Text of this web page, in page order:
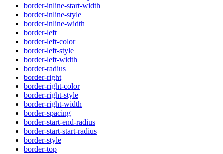
border-inline-start-width
border-inline-style
border-inline-width
border-left
border-left-color
border-left-style
border-left-width
border-radius
border-right
border-right-color
border-right-style
border-right-width
border-spacing
border-start-end-radius
border-start-start-radius
border-style
border-top